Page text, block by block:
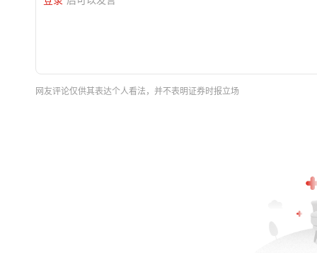
网友评论仅供其表达个人看法，并不表明证券时报立场